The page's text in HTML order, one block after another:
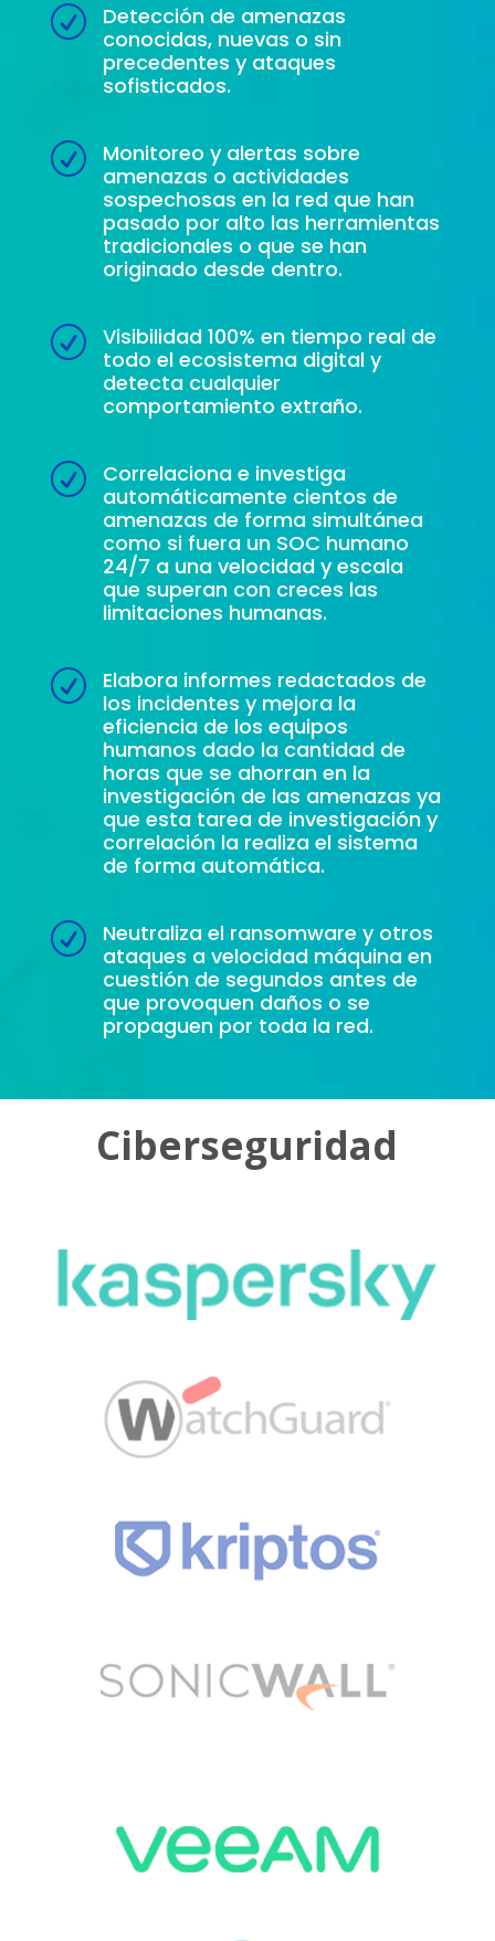
R
Detección de amenazas
conocidas, nuevas o sin
precedentes y ataques
sofisticados.
R
Monitoreo y alertas sobre
amenazas o actividades
sospechosas en la red que han
pasado por alto las herramientas
tradicionales o que se han
originado desde dentro.
R
Visibilidad 100% en tiempo real de
todo el ecosistema digital y
detecta cualquier
comportamiento extraño.
R
Correlaciona e investiga
automáticamente cientos de
amenazas de forma simultánea
como si fuera un SOC humano
24/7 a una velocidad y escala
que superan con creces las
limitaciones humanas.
R
Elabora informes redactados de
los incidentes y mejora la
eficiencia de los equipos
humanos dado la cantidad de
horas que se ahorran en la
investigación de las amenazas ya
que esta tarea de investigación y
correlación la realiza el sistema
de forma automática.
R
Neutraliza el ransomware y otros
ataques a velocidad máquina en
cuestión de segundos antes de
que provoquen daños o se
propaguen por toda la red.
Ciberseguridad